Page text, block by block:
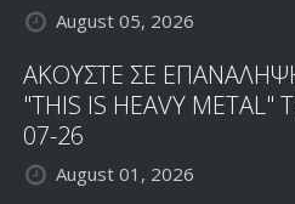
August 05, 2026
ΑΚΟΥΣΤΕ ΣΕ
"THIS IS HEAVY
07-26
August 01, 2026